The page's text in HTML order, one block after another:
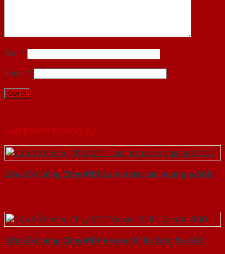
Tên *
Email *
Sản phẩm tương tự
Cửa Gỗ Chống Cháy MDF Laminate van ngang-a-SGD
Cửa Gỗ Chống Cháy MDF Veneer P1R2 Căm Xe-SGD